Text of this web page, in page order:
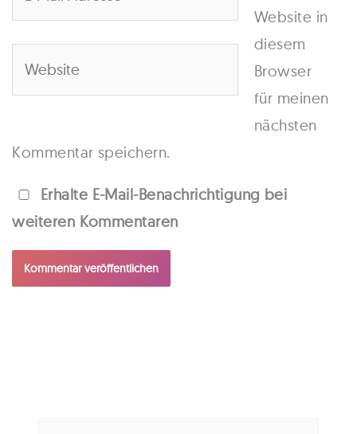
Website in
diesem
Browser
für meinen
nächsten
Kommentar speichern.
Erhalte E-Mail-Benachrichtigung bei
weiteren Kommentaren